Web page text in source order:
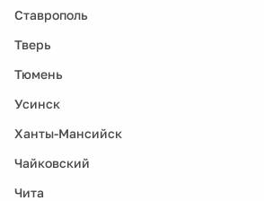
Ставрополь
Тверь
Тюмень
Усинск
Ханты-Мансийск
Чайковский
Чита